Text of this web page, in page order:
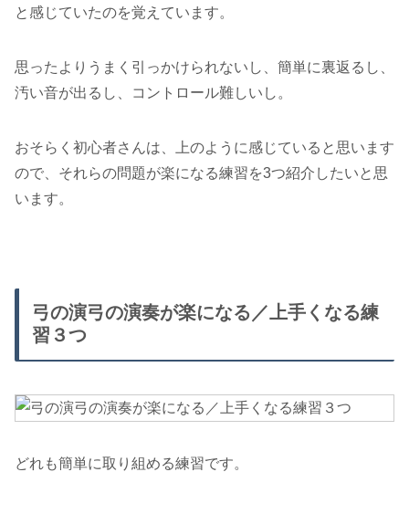
と感じていたのを覚えています。
思ったよりうまく引っかけられないし、簡単に裏返るし、
汚い音が出るし、コントロール難しいし。
おそらく初心者さんは、上のように感じていると思います
ので、それらの問題が楽になる練習を3つ紹介したいと思
います。
弓の演弓の演奏が楽になる／上手くなる練
習３つ
どれも簡単に取り組める練習です。